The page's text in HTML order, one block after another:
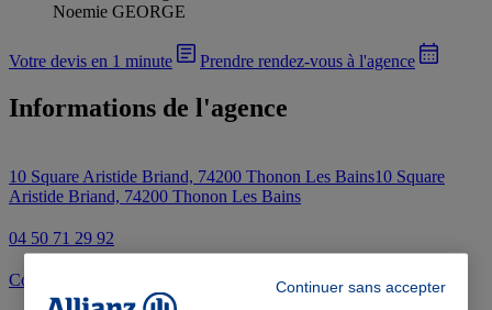
Noemie GEORGE
Votre devis en 1 minute Prendre rendez-vous à l'agence
Informations de l'agence
10 Square Aristide Briand, 74200 Thonon Les Bains10 Square
Aristide Briand, 74200 Thonon Les Bains
04 50 71 29 92
Contacter l'agence par e-mail Continuer sans accepter